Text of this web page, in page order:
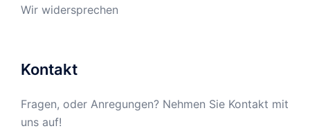
Wir widersprechen
Kontakt
Fragen, oder Anregungen? Nehmen Sie Kontakt mit
uns auf!